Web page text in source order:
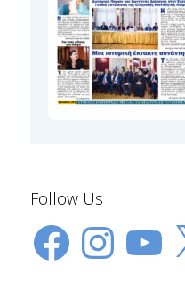
Follow Us
FacebookInstagramYouTube
X